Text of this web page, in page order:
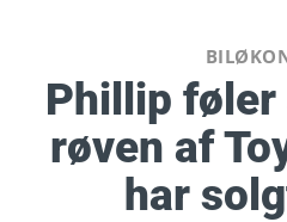
Phillip
røven af
har